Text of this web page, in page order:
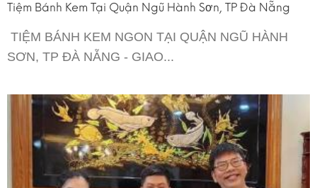
Tiệm Bánh Kem Tại Quận Ngũ Hành Sơn, TP Đà Nẵng
TIỆM BÁNH KEM NGON TẠI QUẬN NGŨ HÀNH
SƠN, TP ĐÀ NẴNG - GIAO...